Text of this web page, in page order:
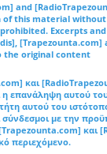
and
this material
Excerpts
the original content
και
επανάληψη αυτού
αυτού του
με την
και
περιεχόμενο.